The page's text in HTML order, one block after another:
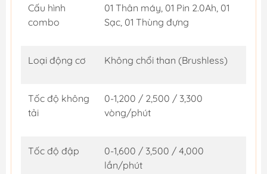
Cấu hình
combo
01 Thân máy, 01 Pin 2.0Ah, 01
Sạc, 01 Thùng đựng
Loại động cơ Không chổi than (Brushless)
Tốc độ không
tải
0-1,200 / 2,500 / 3,300
vòng/phút
Tốc độ đập
0-1,600 / 3,500 / 4,000
lần/phút